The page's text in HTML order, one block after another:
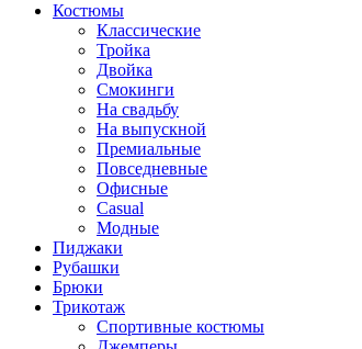
Костюмы
Классические
Тройка
Двойка
Смокинги
На свадьбу
На выпускной
Премиальные
Повседневные
Офисные
Casual
Модные
Пиджаки
Рубашки
Брюки
Трикотаж
Спортивные костюмы